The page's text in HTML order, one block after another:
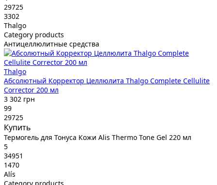
29725
3302
Thalgo
Category products
Антицеллюлитные средства
Thalgo
Абсолютный Корректор Целлюлита Thalgo Complete Cellulite
Corrector 200 мл
3 302 грн
99
29725
Купить
Термогель для Тонуса Кожи Alis Thermo Tone Gel 220 мл
5
34951
1470
Alís